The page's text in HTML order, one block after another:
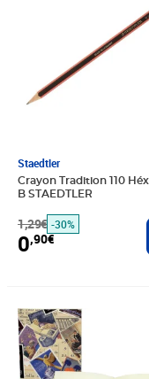
Staedtler
Crayon Tradition 110
B STAEDTLER
1,29€ -30%
0,90€
Prix barré 5,26€
Prix 3,68€